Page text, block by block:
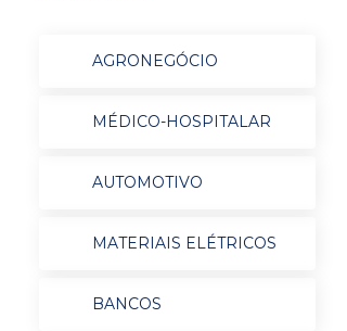
AGRONEGÓCIO
MÉDICO-HOSPITALAR
AUTOMOTIVO
MATERIAIS ELÉTRICOS
BANCOS